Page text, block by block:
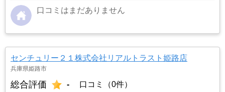
口コミはまだありません
センチュリー２１株式会社リアルトラスト姫路店
兵庫県姫路市
総合評価 - 口コミ（0件）